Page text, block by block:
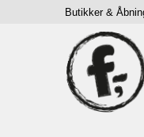
Butikker &